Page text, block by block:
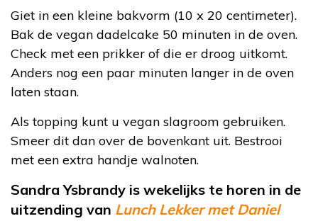
Giet in een kleine bakvorm (10 x 20 centimeter).
Bak de vegan dadelcake 50 minuten in de oven.
Check met een prikker of die er droog uitkomt.
Anders nog een paar minuten langer in de oven
laten staan.
Als topping kunt u vegan slagroom gebruiken.
Smeer dit dan over de bovenkant uit. Bestrooi
met een extra handje walnoten.
Sandra Ysbrandy is wekelijks te horen in de
uitzending van Lunch Lekker met Daniel